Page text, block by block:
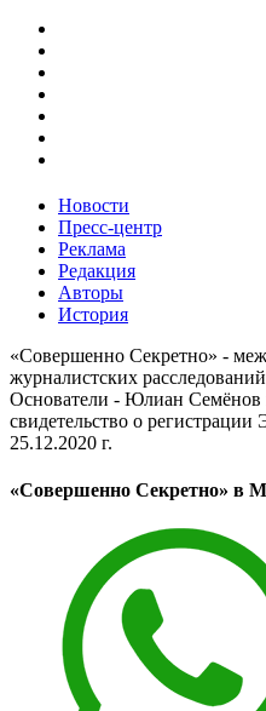
Новости
Пресс-центр
Реклама
Редакция
Авторы
История
«Совершенно Секретно» -
журналистских
Основатели - Юлиан
свидетельство о
25.12.2020 г.
«Совершенно Секретно» в